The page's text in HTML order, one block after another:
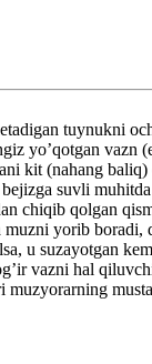
tuynukni
yo’qotgan
(nahang
suvli
chiqib qolgan
yorib
u suzayotgan
vazni hal